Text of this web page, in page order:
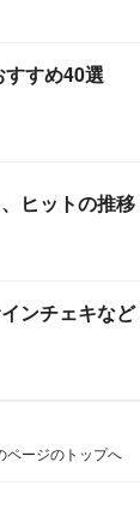
すめ40選
ヒットの推移
ンチェキなど
ページのトップへ